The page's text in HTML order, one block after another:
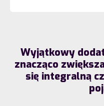
Wyjątkowy
znacząco
się integralną